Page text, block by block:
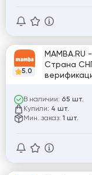
5.0
Страна
разные IP -
блокировки.
В наличии: 65 шт.
Купили: 4 шт.
Мин. заказ: 1 шт.